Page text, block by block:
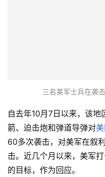
三名美军士兵在袭
自去年10月7日以来，该
箭、迫击炮和弹道导弹对
60多次袭击，对美军在叙
击。近几个月以来，美军
的目标，作为回应。